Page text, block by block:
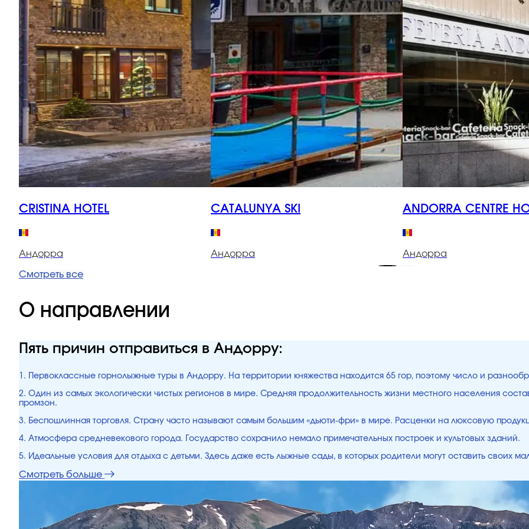
CRISTINA HOTEL
Андорра
CATALUNYA SKI
Андорра
ANDORRA CENTRE
Андорра
Смотреть все
О направлении
Пять причин отправиться в Андорру:
1. Первоклассные горнолыжные туры в Андорру. На территории княжества находится 65 гор, поэтому число и
2. Один из самых экологически чистых регионов в мире. Средняя продолжительность жизни местного населения
промзон.
3. Беспошлинная торговля. Страну часто называют самым большим «дьюти-фри» в мире. Расценки на люксовую
4. Атмосфера средневекового города. Государство сохранило немало примечательных построек и культовых зданий.
5. Идеальные условия для отдыха с детьми. Здесь даже есть лыжные сады, в которых родители могут оставить своих
Смотреть больше